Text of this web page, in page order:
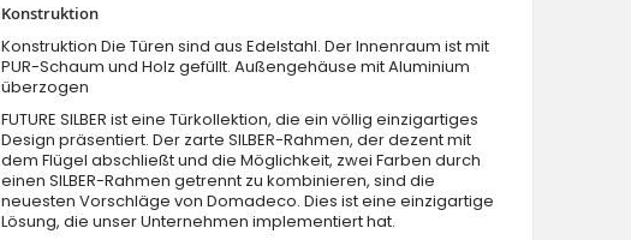
Fargo Fi07C - Haustüre mit Glaselement
Konstruktion
Konstruktion Die Türen sind aus Edelstahl. Der Innenraum ist mit
PUR-Schaum und Holz gefüllt. Außengehäuse mit Aluminium
überzogen
FUTURE SILBER ist eine Türkollektion, die ein völlig einzigartiges
Design präsentiert. Der zarte SILBER-Rahmen, der dezent mit
dem Flügel abschließt und die Möglichkeit, zwei Farben durch
einen SILBER-Rahmen getrennt zu kombinieren, sind die
neuesten Vorschläge von Domadeco. Dies ist eine einzigartige
Lösung, die unser Unternehmen implementiert hat.